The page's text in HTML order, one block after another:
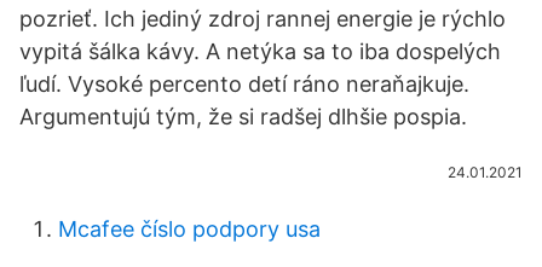
pozrieť. Ich jediný zdroj rannej energie je rýchlo
vypitá šálka kávy. A netýka sa to iba dospelých
ľudí. Vysoké percento detí ráno neraňajkuje.
Argumentujú tým, že si radšej dlhšie pospia.
24.01.2021
Mcafee číslo podpory usa